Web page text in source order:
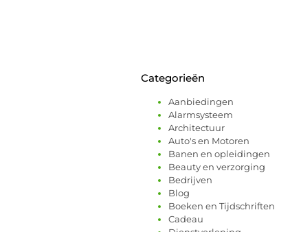
Categorieën
Aanbiedingen
Alarmsysteem
Architectuur
Auto's en Motoren
Banen en opleidingen
Beauty en verzorging
Bedrijven
Blog
Boeken en Tijdschriften
Cadeau